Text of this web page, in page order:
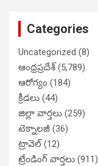
Categories
Uncategorized (8)
ఆంధ్రప్రదేశ్(5,789)
ఆరోగ్యం (184)
క్రీడలు (44)
జిల్లా వార్తలు (259)
టెక్నాలజీ (36)
ట్రావెల్(12)
ట్రేండింగ్ వార్తలు (911)